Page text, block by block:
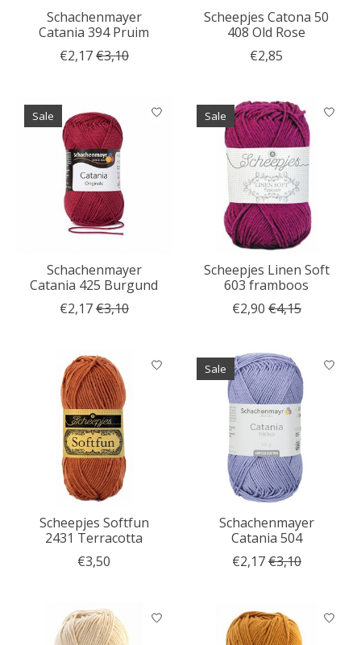
Schachenmayer
Catania 394 Pruim
€2,17€3,10
Scheepjes Catona 50
408 Old Rose
€2,85
Sale
Schachenmayer
Catania 425 Burgund
€2,17€3,10
Sale
Scheepjes Linen Soft
603 framboos
€2,90 €4,15
Scheepjes Softfun
2431 Terracotta
€3,50
Sale
Schachenmayer
Catania 504
€2,17€3,10